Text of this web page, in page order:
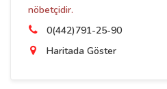
nöbetçidir.
0(442)791-25-90
Haritada Göster